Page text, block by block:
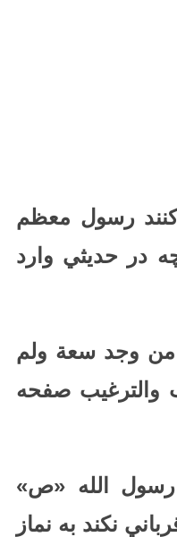
رسول معظم
در حديثي وارد
وجد سعة ولم
والترغيب صفحه
الله «ص»
نكند به نماز